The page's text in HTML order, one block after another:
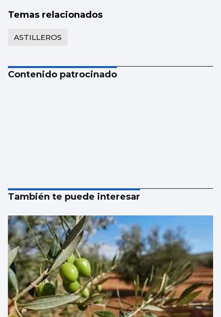
Temas relacionados
ASTILLEROS
Contenido patrocinado
También te puede interesar